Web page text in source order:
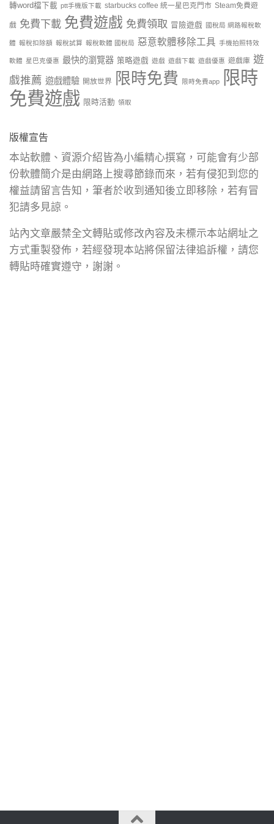
轉word檔下載 ptt手機版下載 starbucks coffee 統一星巴克門市 Steam免費遊
戲 免費下載 免費遊戲 免費領取 冒險遊戲 國稅局 網路報稅軟
體 報稅扣除額 報稅試算 報稅軟體 國稅局 惡意軟體移除工具 手機拍照特效
軟體 星巴克優惠 最快的瀏覽器 策略遊戲 遊戲 遊戲下載 遊戲優惠 遊戲庫 遊
戲推薦 遊戲體驗 開放世界 限時免費 限時免費app
限時
免費遊戲 限時活動 領取
版權宣告
本站軟體、資源介紹皆為小編精心撰寫，可能會有少部
份軟體簡介是由網路上搜尋節錄而來，若有侵犯到您的
權益請留言告知，筆者於收到通知後立即移除，若有冒
犯請多見諒。
站內文章嚴禁全文轉貼或修改內容及未標示本站網址之
方式重製發佈，若經發現本站將保留法律追訴權，請您
轉貼時確實遵守，謝謝。